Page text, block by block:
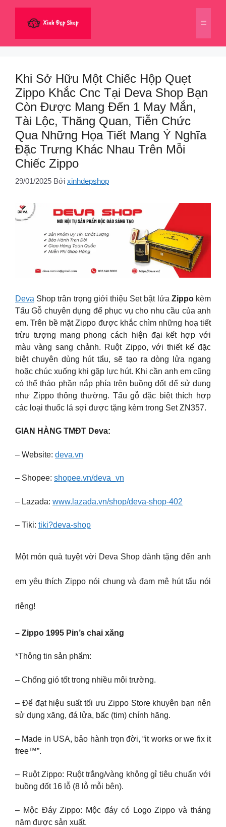
dung
Menu
Khi Sở Hữu Một Chiếc Hộp Quẹt
Zippo Khắc Cnc Tại Deva Shop Bạn
Còn Được Mang Đến 1 May Mắn,
Tài Lộc, Thăng Quan, Tiễn Chức
Qua Những Họa Tiết Mang Ý Nghĩa
Đặc Trưng Khác Nhau Trên Mỗi
Chiếc Zippo
29/01/2025 Bởi xinhdepshop
Deva Shop trân trọng giới thiệu Set bật lửa Zippokèm
Tẩu Gỗ chuyên dụng để phục vụ cho nhu cầu của anh
em. Trên bề mặt Zippo được khắc chìm những hoạ tiết
trừu tượng mang phong cách hiện đại kết hợp với
màu vàng sang chảnh. Ruột Zippo, với thiết kế đặc
biệt chuyên dùng hút tẩu, sẽ tạo ra dòng lửa ngang
hoặc chúc xuống khi gặp lực hút. Khi cần anh em cũng
có thể tháo phần nắp phía trên buồng đốt để sử dụng
như Zippo thông thường. Tẩu gỗ đặc biệt thích hợp
các loại thuốc lá sợi được tặng kèm trong Set ZN357.
GIAN HÀNG TMĐT Deva:
– Website: deva.vn
– Shopee: shopee.vn/deva_vn
– Lazada: www.lazada.vn/shop/deva-shop-402
– Tiki: tiki?deva-shop
Một món quà tuyệt vời Deva Shop dành tặng đến anh
em yêu thích Zippo nói chung và đam mê hút tẩu nói
riêng!
– Zippo 1995 Pin’s chai xăng
*Thông tin sản phẩm:
– Chống gió tốt trong nhiều môi trường.
– Để đạt hiệu suất tối ưu Zippo Store khuyên bạn nên
sử dụng xăng, đá lửa, bấc (tim) chính hãng.
– Made in USA, bảo hành trọn đời, “it works or we fix it
free™”.
– Ruột Zippo: Ruột trắng/vàng không gỉ tiêu chuẩn với
buồng đốt 16 lỗ (8 lỗ mỗi bên).
– Mộc Đáy Zippo: Mộc đáy có Logo Zippo và tháng
năm được sản xuất.